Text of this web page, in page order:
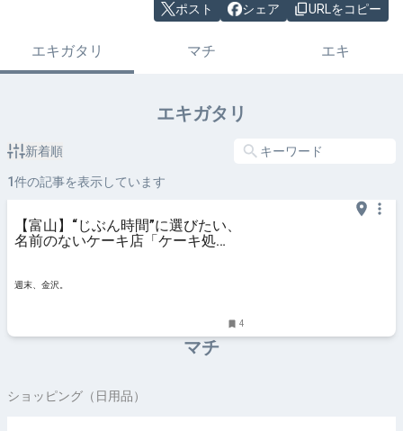
ポスト シェア URLをコピー
エキガタリ マチ エキ
エキガタリ
新着順
1件の記事を表示しています
【富山】“じぶん時間”に選びたい、
名前のないケーキ店「ケーキ処
週末、金沢。
4
マチ
ショッピング（日用品）